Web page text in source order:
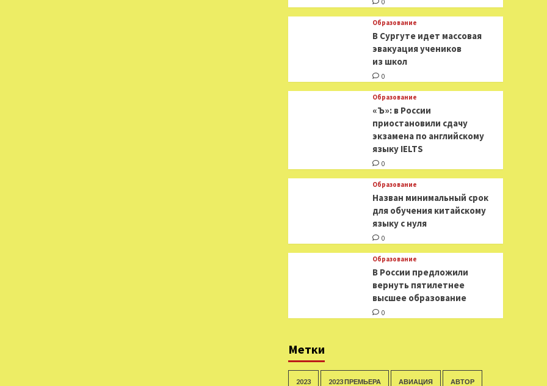
0
Образование
В Сургуте идет массовая
эвакуация учеников
из школ
0
Образование
«Ъ»: в России
приостановили сдачу
экзамена по английскому
языку IELTS
0
Образование
Назван минимальный срок
для обучения китайскому
языку с нуля
0
Образование
В России предложили
вернуть пятилетнее
высшее образование
0
Метки
2023 2023 ПРЕМЬЕРА АВИАЦИЯ АВТОР